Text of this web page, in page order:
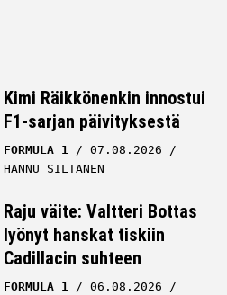
Kimi Räikkönenkin innostui
F1-sarjan päivityksestä
FORMULA 1
07.08.2026
HANNU SILTANEN
Raju väite: Valtteri Bottas
lyönyt hanskat tiskiin
Cadillacin suhteen
FORMULA 1
06.08.2026